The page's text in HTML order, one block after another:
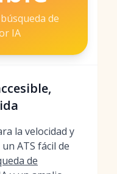
de
IA
la velocidad y
ATS fácil de
de